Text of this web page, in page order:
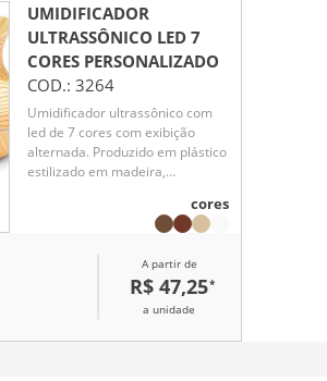
UMIDIFICADOR
ULTRASSÔNICO LED 7
CORES PERSONALIZADO
COD.: 3264
Umidificador ultrassônico com
led de 7 cores com exibição
alternada. Produzido em plástico
estilizado em madeira,
de até 130ml e funciona apenas
a base de água. O produto não
só pode ser feita com cabo USB.
Taxa de consumo de 2W e taxa
de tensão de DC5V. Acompanha
cabo USB. Obs.: A limpeza
cores
A partir de
R$ 47,25*
a unidade